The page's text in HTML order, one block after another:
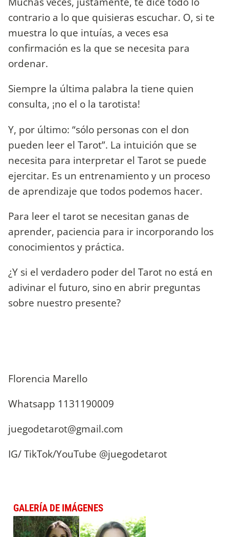
contrario a lo que quisieras escuchar. O, si te
muestra lo que intuías, a veces esa
confirmación es la que se necesita para
ordenar.
Siempre la última palabra la tiene quien
consulta, ¡no el o la tarotista!
Y, por último: “sólo personas con el don
pueden leer el Tarot”. La intuición que se
necesita para interpretar el Tarot se puede
ejercitar. Es un entrenamiento y un proceso
de aprendizaje que todos podemos hacer.
Para leer el tarot se necesitan ganas de
aprender, paciencia para ir incorporando los
conocimientos y práctica.
¿Y si el verdadero poder del Tarot no está en
adivinar el futuro, sino en abrir preguntas
sobre nuestro presente?
Florencia Marello
Whatsapp 1131190009
juegodetarot@gmail.com
IG/ TikTok/YouTube @juegodetarot
GALERÍA DE IMÁGENES